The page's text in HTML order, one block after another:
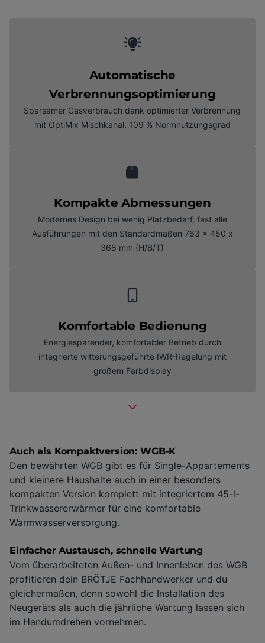
Automatische
Verbrennungsoptimierung
Sparsamer Gasverbrauch dank optimierter Verbrennung
mit OptiMix Mischkanal, 109 % Normnutzungsgrad
Kompakte Abmessungen
Modernes Design bei wenig Platzbedarf, fast alle
Ausführungen mit den Standardmaßen 763 x 450 x
368 mm (H/B/T)
Komfortable Bedienung
Energiesparender, komfortabler Betrieb durch
integrierte witterungsgeführte IWR-Regelung mit
großem Farbdisplay
Auch als Kompaktversion: WGB-K
Den bewährten WGB gibt es für Single-Appartements
und kleinere Haushalte auch in einer besonders
kompakten Version komplett mit integriertem 45-l-
Trinkwassererwärmer für eine komfortable
Warmwasserversorgung.
Einfacher Austausch, schnelle Wartung
Vom überarbeiteten Außen- und Innenleben des WGB
profitieren dein BRÖTJE Fachhandwerker und du
gleichermaßen, denn sowohl die Installation des
Neugeräts als auch die jährliche Wartung lassen sich
im Handumdrehen vornehmen.